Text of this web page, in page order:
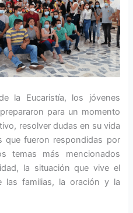
la Eucaristía, los jóvenes
para un momento
resolver dudas en su vida
que fueron respondidas por
temas más mencionados
la situación que vive el
las familias, la oración y la